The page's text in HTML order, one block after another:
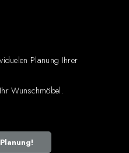
Planung Ihrer
Wunschmöbel.